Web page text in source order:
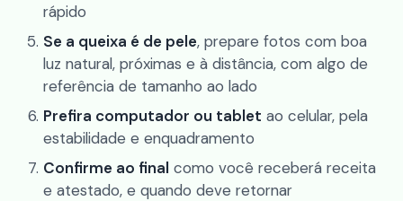
rápido
Se a queixa é de pele, prepare fotos com boa
luz natural, próximas e à distância, com algo de
referência de tamanho ao lado
Prefira computador ou tablet ao celular, pela
estabilidade e enquadramento
Confirme ao final como você receberá receita
e atestado, e quando deve retornar